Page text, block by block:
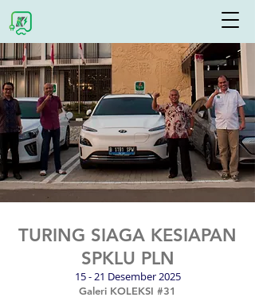
TURING SIAGA KESIAPAN
SPKLU PLN
15 - 21 Desember 2025
Galeri KOLEKSI #31